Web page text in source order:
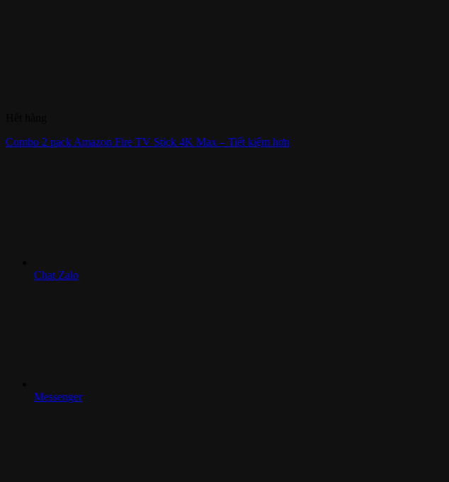
Combo 2 pack Amazon Fire TV Stick 4K Max – Tiết kiệm hơn
Chat Zalo
Messenger